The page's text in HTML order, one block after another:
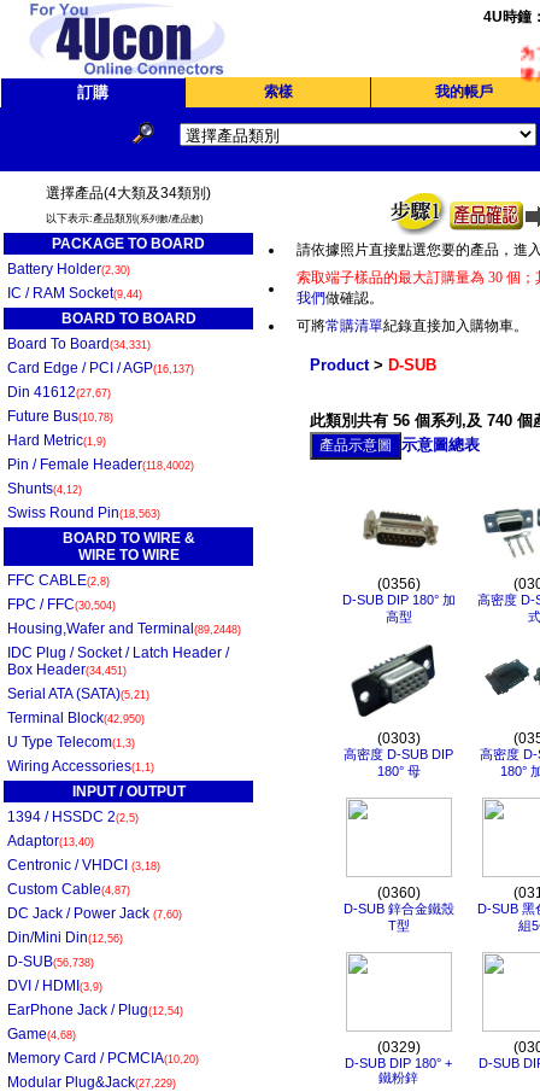
4U時鐘
为
请
訂購 索樣 我的帳戶
選擇產品(4大類及34類別)
以下表示:產品類別 (系列數/產品數)
PACKAGE TO BOARD
Battery Holder(2,30)
IC / RAM Socket(9,44)
BOARD TO BOARD
Board To Board (34,331)
Card Edge / PCI / AGP(16,137)
Din 41612(27,67)
Future Bus(10,78)
Hard Metric(1,9)
Pin / Female Header(118,4002)
Shunts(4,12)
Swiss Round Pin(18,563)
BOARD TO WIRE &
WIRE TO WIRE
FFC CABLE(2,8)
FPC / FFC(30,504)
Housing,Wafer and Terminal (89,2448)
IDC Plug / Socket / Latch Header /
Box Header(34,451)
Serial ATA (SATA)(5,21)
Terminal Block(42,950)
U Type Telecom(1,3)
Wiring Accessories(1,1)
INPUT / OUTPUT
1394 / HSSDC 2(2,5)
Adaptor(13,40)
Centronic / VHDCI (3,18)
Custom Cable(4,87)
DC Jack / Power Jack (7,60)
Din/Mini Din(12,56)
D-SUB(56,738)
DVI / HDMI (3,9)
EarPhone Jack / Plug(12,54)
Game(4,68)
Memory Card / PCMCIA(10,20)
Modular Plug&Jack(27,229)
請依據照片直接點選您要的產品，進
索取端子樣品的最大訂購量為 30 個
我們做確認。
可將常購清單紀錄直接加入購物車。
Product> D-SUB
此類別共有 56 個系列,及 740 個
示意圖總表
(0356)
D-SUB DIP 180° 加
高型
高密度 D-
式
(0303)
高密度 D-SUB DIP
180° 母
高密度 D-
180°
(0360)
D-SUB 鋅合金鐵殼
T型
D-SUB 黑
組
(0329)
D-SUB DIP 180° +
鐵粉鋅
D-SUB